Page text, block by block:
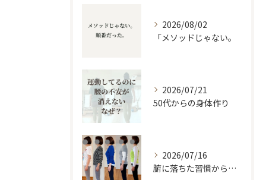
2026/08/02
「メソッドじゃない。
2026/07/21
50代からの身体作り
2026/07/16
腑に落ちた習慣から変わる